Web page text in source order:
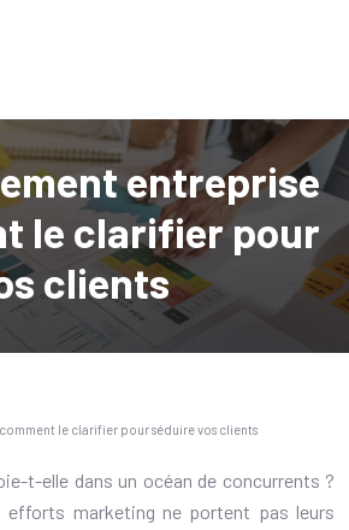
entreprise
le clarifier pour
clients
le clarifier pour séduire vos clients
t-elle dans un océan de concurrents ?
efforts marketing ne portent pas leurs